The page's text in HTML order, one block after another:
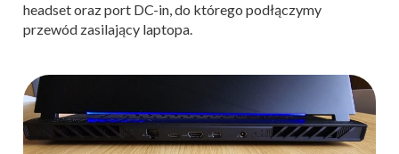
headset oraz port DC-in, do którego podłączymy
przewód zasilający laptopa.